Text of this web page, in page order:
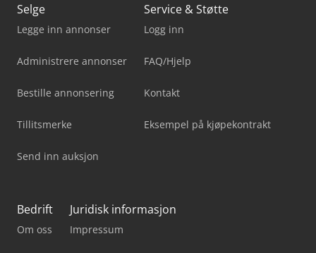
Selge
Legge inn annonser
Administrere annonser
Bestille annonsering
Tillitsmerke
Send inn auksjon
Service & Støtte
Logg inn
FAQ/Hjelp
Kontakt
Eksempel på kjøpekontrakt
Bedrift
Om oss
Juridisk informasjon
Impressum